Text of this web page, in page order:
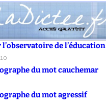
de l’éducation
du mot cauchemar
du mot agressif